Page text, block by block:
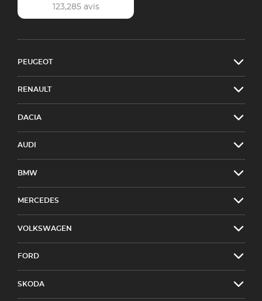
123,285 avis
PEUGEOT
RENAULT
DACIA
AUDI
BMW
MERCEDES
VOLKSWAGEN
FORD
SKODA